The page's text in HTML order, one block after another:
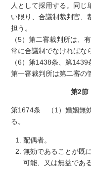
人として採用する。同じ
い限り、合議制裁判官、
担う。
（5）第二審裁判所は、
常に合議制でなければな
（6）第1438条、第
第一審裁判所は第二審の
第2
第1674条 （1）婚姻無
る。
配偶者。
無効であることが既
可能、又は無益であ